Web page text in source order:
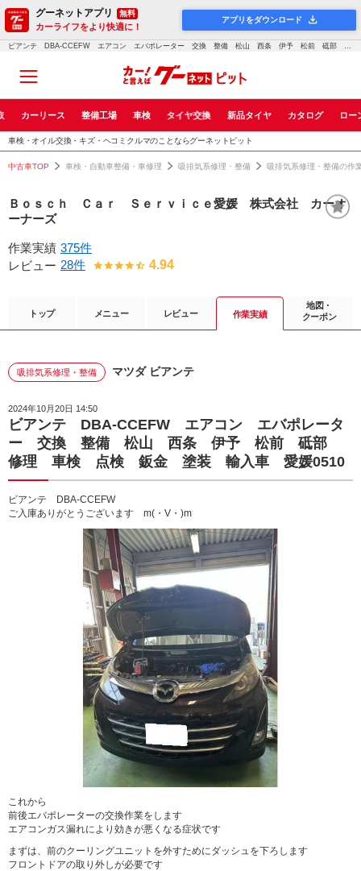
グーネットアプリ 無料
カーライフをより快適に！
アプリをダウンロード
ビアンテ DBA-CCEFW エアコン エバポレーター 交換 整備 松山 西条 伊予 松前 砥部 修理 車検 点検 鈑金 塗装 輸入車 愛媛0510｜車検・点検・修理のグーネットピット
カーリース 整備工場 車検 タイヤ交換 新品タイヤ カタログ ロー
車検・オイル交換・キズ・ヘコミクルマのことならグーネットピット
中古車TOP 車検・自動車整備・車修理 吸排気系修理・整備 吸排気系修理・整備の作
Ｂｏｓｃｈ Ｃａｒ Ｓｅｒｖｉｃｅ愛媛 株式会社 カーオ
ーナーズ
作業実績 375件
レビュー 28件 4.94
トップ メニュー レビュー 作業実績
地図・
クーポン
吸排気系修理・整備 マツダ ビアンテ
2024年10月20日 14:50
ビアンテ DBA-CCEFW エアコン エバポレータ
ー 交換 整備 松山 西条 伊予 松前 砥部
修理 車検 点検 鈑金 塗装 輸入車 愛媛0510
ビアンテ DBA-CCEFW
ご入庫ありがとうございます m(・V・)m
これから
前後エバポレーターの交換作業をします
エアコンガス漏れにより効きが悪くなる症状です
まずは、前のクーリングユニットを外すためにダッシュを下ろします
フロントドアの取り外しが必要です